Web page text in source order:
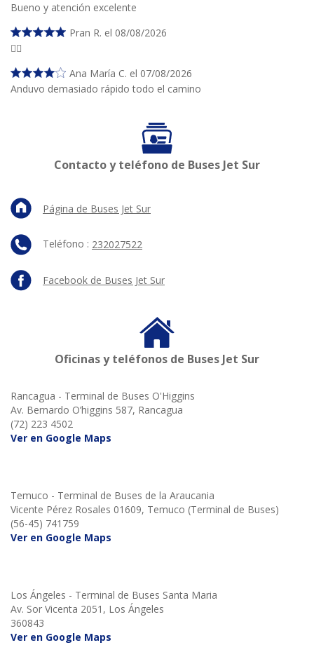
Bueno y atención excelente
Pran R. el 08/08/2026
👍🏼
Ana María C. el 07/08/2026
Anduvo demasiado rápido todo el camino
Contacto y teléfono de Buses Jet Sur
Página de Buses Jet Sur
Teléfono : 232027522
Facebook de Buses Jet Sur
Oficinas y teléfonos de Buses Jet Sur
Rancagua - Terminal de Buses O'Higgins
Av. Bernardo O’higgins 587, Rancagua
(72) 223 4502
Ver en Google Maps
Temuco - Terminal de Buses de la Araucania
Vicente Pérez Rosales 01609, Temuco (Terminal de Buses)
(56-45) 741759
Ver en Google Maps
Los Ángeles - Terminal de Buses Santa Maria
Av. Sor Vicenta 2051, Los Ángeles
360843
Ver en Google Maps